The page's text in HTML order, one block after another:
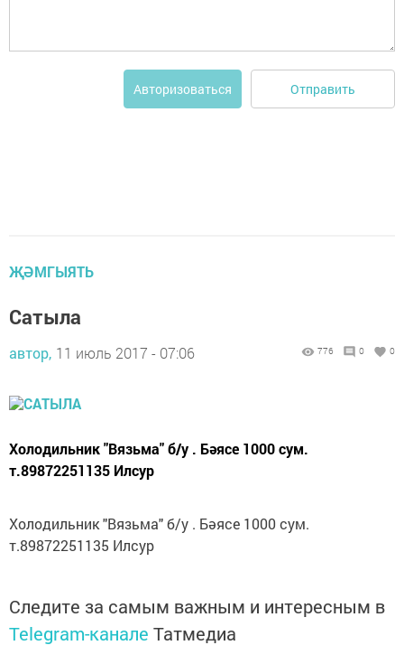
Авторизоваться Отправить
ҖӘМГЫЯТЬ
Сатыла
автор, 11 июль 2017 - 07:06 776 0 0
Холодильник "Вязьма" б/у . Бәясе 1000 сум.
т.89872251135 Илсур
Холодильник "Вязьма" б/у . Бәясе 1000 сум.
т.89872251135 Илсур
Следите за самым важным и интересным в
Telegram-канале Татмедиа